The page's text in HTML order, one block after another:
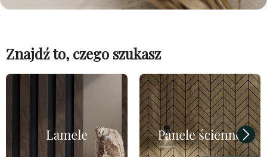
Znajdź to, czego szukasz